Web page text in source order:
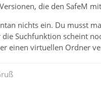
die den SafeM
nichts ein. Du musst
Suchfunktion scheint
einen virtuellen Ordner